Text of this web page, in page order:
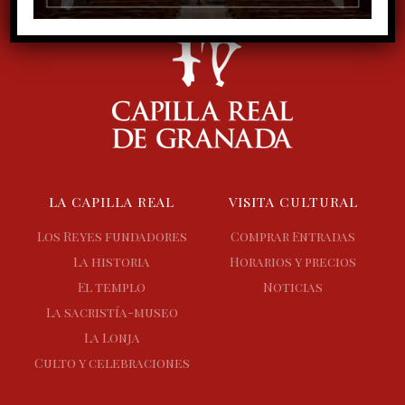
LA CAPILLA REAL
Los Reyes fundadores
La historia
El templo
La sacristía-museo
La Lonja
Culto y celebraciones
VISITA CULTURAL
Comprar Entradas
Horarios y precios
Noticias